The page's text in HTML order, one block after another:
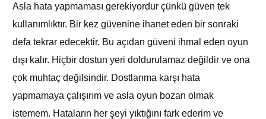
Asla hata yapmaması gerekiyordur çünkü güven tek
kullanımlıktır. Bir kez güvenine ihanet eden bir sonraki
defa tekrar edecektir. Bu açıdan güveni ihmal eden oyun
dışı kalır. Hiçbir dostun yeri doldurulamaz değildir ve ona
çok muhtaç değilsindir. Dostlarıma karşı hata
yapmamaya çalışırım ve asla oyun bozan olmak
istemem. Hataların her şeyi yıktığını fark ederim ve